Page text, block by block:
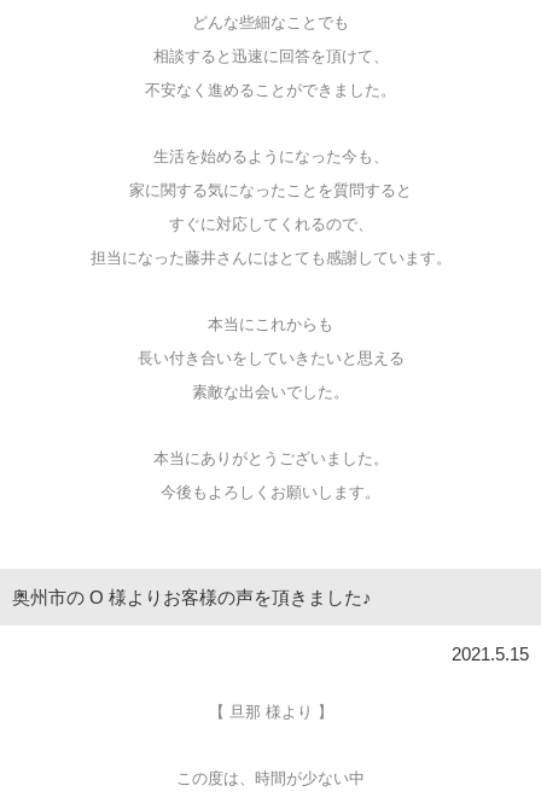
どんな些細なことでも
相談すると迅速に回答を頂けて、
不安なく進めることができました。
生活を始めるようになった今も、
家に関する気になったことを質問すると
すぐに対応してくれるので、
担当になった藤井さんにはとても感謝しています。
本当にこれからも
長い付き合いをしていきたいと思える
素敵な出会いでした。
本当にありがとうございました。
今後もよろしくお願いします。
奥州市の O 様よりお客様の声を頂きました♪
2021.5.15
【 旦那 様より 】
この度は、時間が少ない中